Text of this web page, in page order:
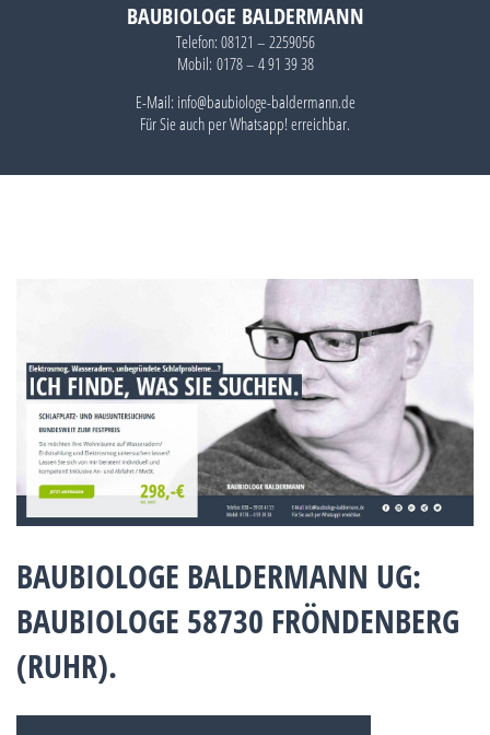
BAUBIOLOGE BALDERMANN
Telefon: 08121 – 2259056
Mobil: 0178 – 4 91 39 38
E-Mail: info@baubiologe-baldermann.de
Für Sie auch perWhatsapp!erreichbar.
BAUBIOLOGE BALDERMANN UG:
BAUBIOLOGE 58730 FRÖNDENBERG
(RUHR).